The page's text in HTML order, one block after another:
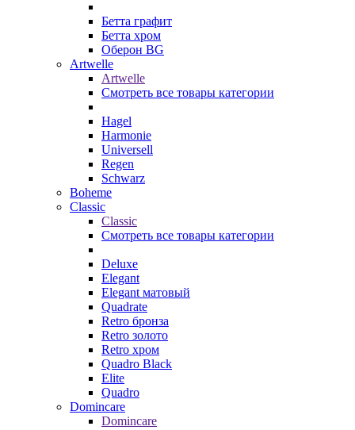
Бетта графит
Бетта хром
Оберон BG
Artwelle
Artwelle
Смотреть все товары категории
Hagel
Harmonie
Universell
Regen
Schwarz
Boheme
Classic
Classic
Смотреть все товары категории
Deluxe
Elegant
Elegant матовый
Quadrate
Retro бронза
Retro золото
Retro хром
Quadro Black
Elite
Quadro
Domincare
Domincare